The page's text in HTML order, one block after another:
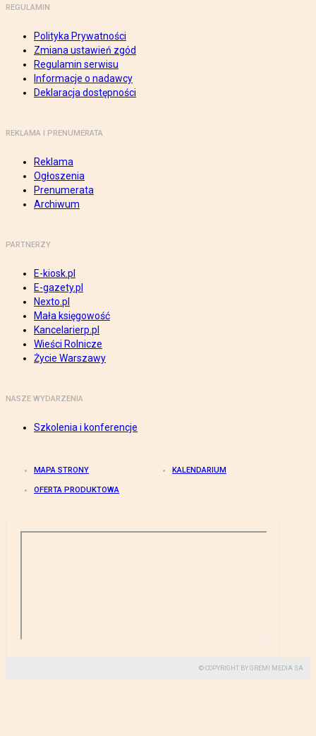
REGULAMIN
Polityka Prywatności
Zmiana ustawień zgód
Regulamin serwisu
Informacje o nadawcy
Deklaracja dostępności
REKLAMA I PRENUMERATA
Reklama
Ogłoszenia
Prenumerata
Archiwum
PARTNERZY
E-kiosk.pl
E-gazety.pl
Nexto.pl
Mała księgowość
Kancelarierp.pl
Wieści Rolnicze
Życie Warszawy
NASZE WYDARZENIA
Szkolenia i konferencje
MAPA STRONY KALENDARIUM
OFERTA PRODUKTOWA
© COPYRIGHT BY GREMI MEDIA SA